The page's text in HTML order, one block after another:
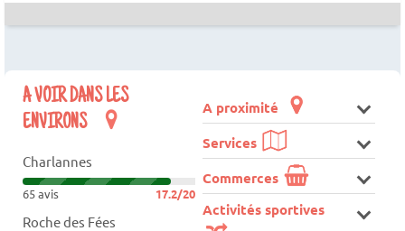
A VOIR DANS LES
ENVIRONS
Charlannes
65 avis 17.2/20
Roche des Fées
A proximité
Services
Commerces
Activités sportives